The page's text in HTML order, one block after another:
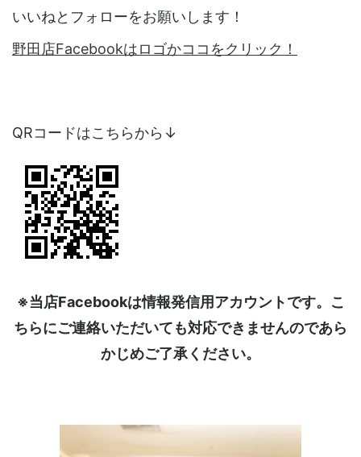
いいねとフォローをお願いします！
野田店Facebookはロゴかココをクリック！
QRコードはこちらから↓
※当店Facebookは情報発信用アカウントです。こ
ちらにご連絡いただいても対応できませんのであら
かじめご了承ください。